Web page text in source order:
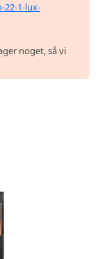
1-lux-
noget, så vi